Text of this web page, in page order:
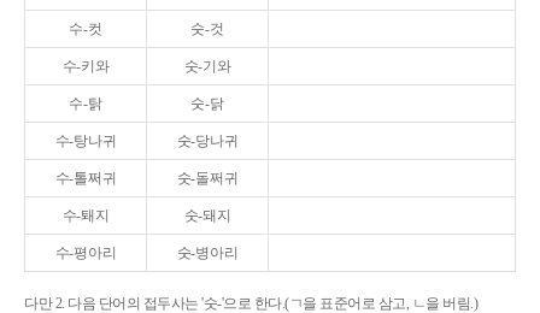
수-컷 숫-것
수-키와 숫-기와
수-탉 숫-닭
수-탕나귀 숫-당나귀
수-톨쩌귀 숫-돌쩌귀
수-퇘지 숫-돼지
수-평아리 숫-병아리
다만 2. 다음 단어의 접두사는 '숫-'으로 한다.(ㄱ을 표준어로 삼고, ㄴ을 버림.)